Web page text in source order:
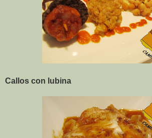
Callos con lubina